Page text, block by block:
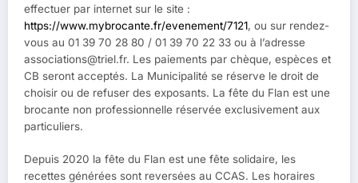
effectuer par internet sur le site :
https://www.mybrocante.fr/evenement/7121, ou sur rendez-
vous au 01 39 70 28 80 / 01 39 70 22 33 ou à l’adresse
associations@triel.fr. Les paiements par chèque, espèces et
CB seront acceptés. La Municipalité se réserve le droit de
choisir ou de refuser des exposants. La fête du Flan est une
brocante non professionnelle réservée exclusivement aux
particuliers.
Depuis 2020 la fête du Flan est une fête solidaire, les
recettes générées sont reversées au CCAS. Les horaires